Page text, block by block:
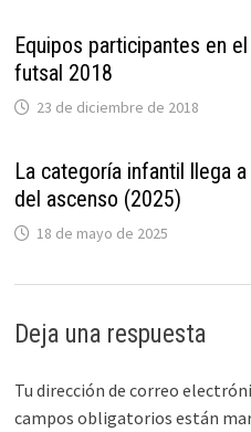
Equipos participantes en
futsal 2018
23 de diciembre de 2018
La categoría infantil llega
del ascenso (2025)
18 de mayo de 2025
Deja una respuesta
Tu dirección de correo
campos obligatorios están